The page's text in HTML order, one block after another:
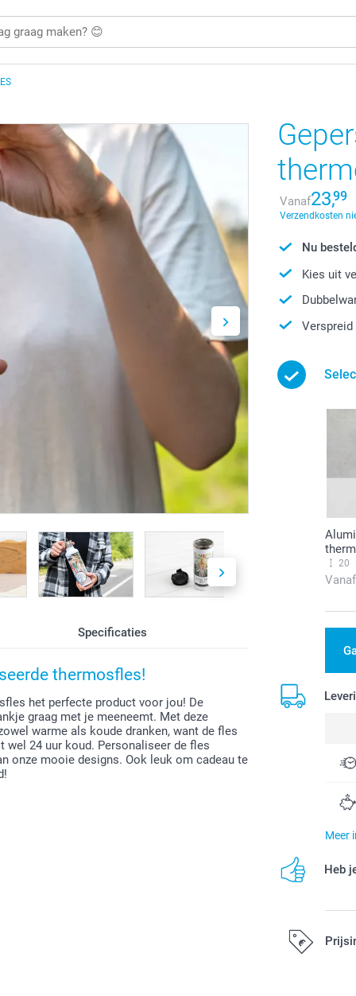
Specificaties
thermosfles!
het perfecte product voor jou! De
graag met je meeneemt. Met deze
warme als koude dranken, want de fles
wel 24 uur koud. Personaliseer de fles
onze mooie designs. Ook leuk om cadeau te
Vanaf23,99
Verzendkosten
Nu
Kies uit
Verspreid
20
Vanaf
Meer
Heb